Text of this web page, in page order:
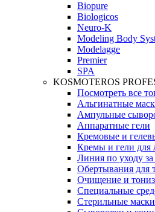
Biopure
Biologicos
Neuro‑K
Modeling Body
Modelagge
Premier
SPA
KOSMOTEROS
Посмотреть все
Альгинатные
Ампульные
Аппаратные гели
Кремовые и
Кремы и гели для
Линия по уходу за
Обертывания для
Очищение и
Специальные
Стерильные маски